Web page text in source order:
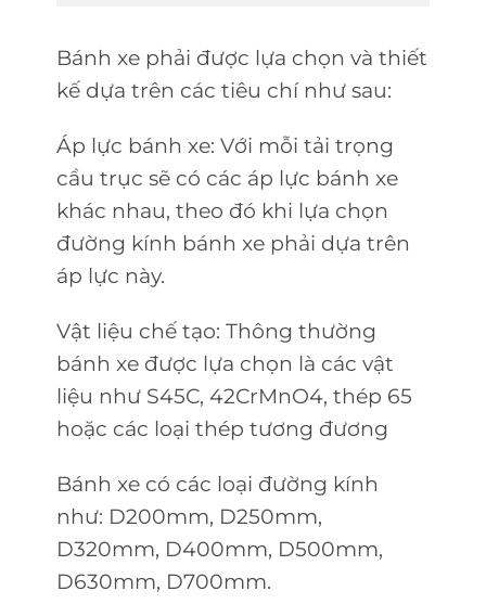
Bánh xe phải được lựa chọn và thiết
kế dựa trên các tiêu chí như sau:
Áp lực bánh xe: Với mỗi tải trọng
cầu trục sẽ có các áp lực bánh xe
khác nhau, theo đó khi lựa chọn
đường kính bánh xe phải dựa trên
áp lực này.
Vật liệu chế tạo: Thông thường
bánh xe được lựa chọn là các vật
liệu như S45C, 42CrMnO4, thép 65
hoặc các loại thép tương đương
Bánh xe có các loại đường kính
như: D200mm, D250mm,
D320mm, D400mm, D500mm,
D630mm, D700mm.